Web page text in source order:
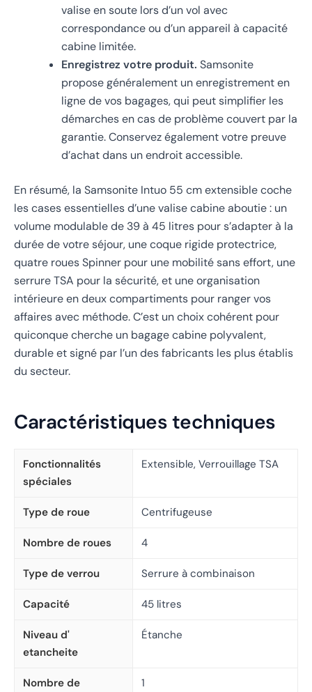
valise en soute lors d’un vol avec
correspondance ou d’un appareil à capacité
cabine limitée.
Enregistrez votre produit. Samsonite
propose généralement un enregistrement en
ligne de vos bagages, qui peut simplifier les
démarches en cas de problème couvert par la
garantie. Conservez également votre preuve
d’achat dans un endroit accessible.
En résumé, la Samsonite Intuo 55 cm extensible coche
les cases essentielles d’une valise cabine aboutie : un
volume modulable de 39 à 45 litres pour s’adapter à la
durée de votre séjour, une coque rigide protectrice,
quatre roues Spinner pour une mobilité sans effort, une
serrure TSA pour la sécurité, et une organisation
intérieure en deux compartiments pour ranger vos
affaires avec méthode. C’est un choix cohérent pour
quiconque cherche un bagage cabine polyvalent,
durable et signé par l’un des fabricants les plus établis
du secteur.
Caractéristiques techniques
Fonctionnalités
spéciales
Extensible, Verrouillage TSA
Type de roue Centrifugeuse
Nombre de roues 4
Type de verrou Serrure à combinaison
Capacité 45 litres
Niveau d'
etancheite
Étanche
Nombre de
1